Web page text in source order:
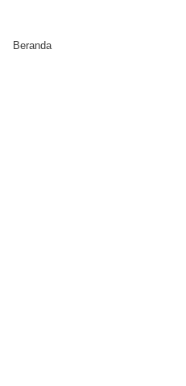
Beranda